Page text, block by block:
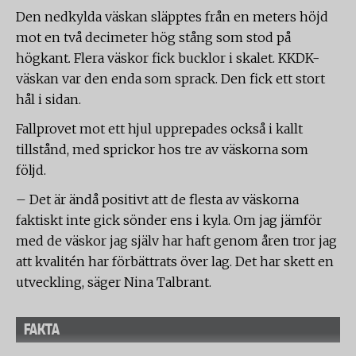
Den nedkylda väskan släpptes från en meters höjd
mot en två decimeter hög stång som stod på
högkant. Flera väskor fick bucklor i skalet. KKDK-
väskan var den enda som sprack. Den fick ett stort
hål i sidan.
Fallprovet mot ett hjul upprepades också i kallt
tillstånd, med sprickor hos tre av väskorna som
följd.
– Det är ändå positivt att de flesta av väskorna
faktiskt inte gick sönder ens i kyla. Om jag jämför
med de väskor jag själv har haft genom åren tror jag
att kvalitén har förbättrats över lag. Det har skett en
utveckling, säger Nina Talbrant.
FAKTA